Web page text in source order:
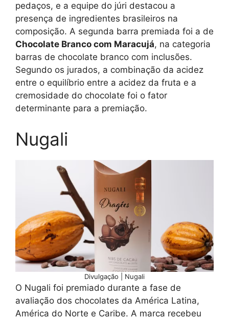
pedaços, e a equipe do júri destacou a
presença de ingredientes brasileiros na
composição. A segunda barra premiada foi a de
Chocolate Branco com Maracujá, na categoria
barras de chocolate branco com inclusões.
Segundo os jurados, a combinação da acidez
entre o equilíbrio entre a acidez da fruta e a
cremosidade do chocolate foi o fator
determinante para a premiação.
Nugali
Divulgação | Nugali
O Nugali foi premiado durante a fase de
avaliação dos chocolates da América Latina,
América do Norte e Caribe. A marca recebeu